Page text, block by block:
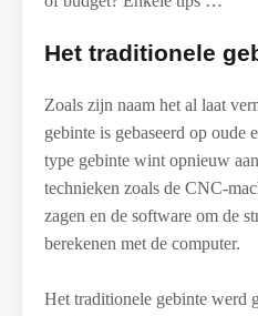
Het traditionele
Zoals zijn naam het al laat
gebinte is gebaseerd op oude
type gebinte wint opnieuw
technieken zoals de CNC-
zagen en de software om de
berekenen met de computer.
Het traditionele gebinte werd